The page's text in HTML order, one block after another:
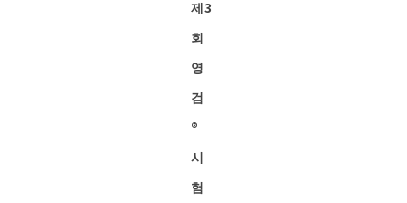
제3
회
영
검
®︎
시
험